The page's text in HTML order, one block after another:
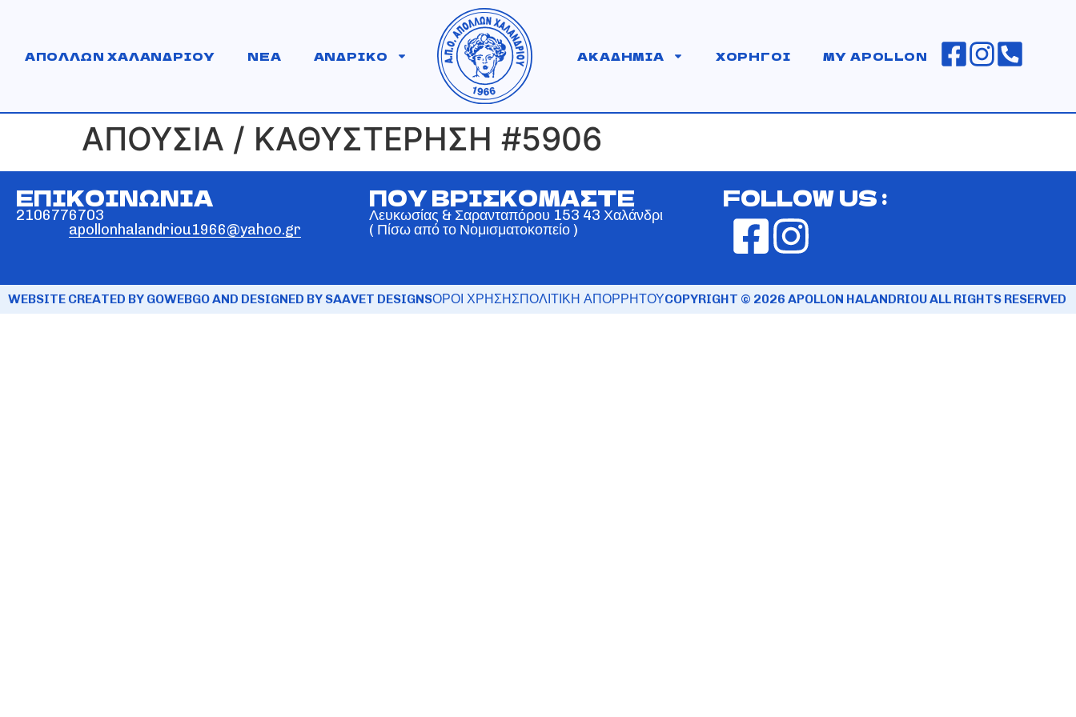
ΑΠΟΛΛΩΝ ΧΑΛΑΝΔΡΙΟΥ ΝΕΑ ΑΝΔΡΙΚΟ ΑΚΑΔΗΜΙΑ ΧΟΡΗΓΟΙ MY APOLLON
ΑΠΟΥΣΙΑ / ΚΑΘΥΣΤΕΡΗΣΗ #5906
ΕΠΙΚΟΙΝΩΝΙΑ
2106776703
apollonhalandriou1966@yahoo.gr
ΠΟΥ ΒΡΙΣΚΟΜΑΣΤΕ
Λευκωσίας & Σαρανταπόρου 153 43 Χαλάνδρι
( Πίσω από το Νομισματοκοπείο )
FOLLOW US :
WEBSITE CREATED BY GOWEBGO AND DESIGNED BY SAAVET DESIGNSΟΡΟΙ ΧΡΗΣΗΣΠΟΛΙΤΙΚΗ ΑΠΟΡΡΗΤΟΥCOPYRIGHT © 2026 APOLLON HALANDRIOU ALL RIGHTS RESERVED